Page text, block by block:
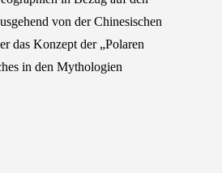
von der Chinesischen
das Konzept der „Polaren
in den Mythologien